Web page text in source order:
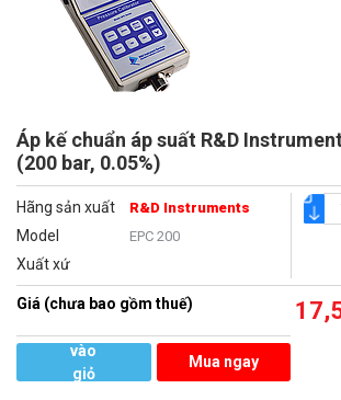
Áp kế chuẩn áp suất R&D
(200 bar, 0.05%)
Hãng sản xuất R&D Instruments
Model EPC 200
Xuất xứ
Giá (chưa bao gồm thuế)
vào
giỏ
Mua ngay